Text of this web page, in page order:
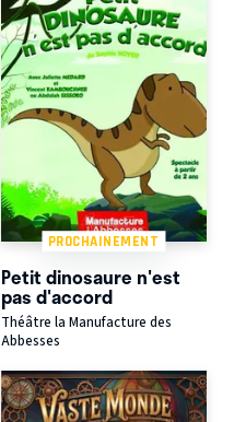
PROCHAINEMENT
Petit dinosaure n'est
pas d'accord
Théâtre la Manufacture des
Abbesses